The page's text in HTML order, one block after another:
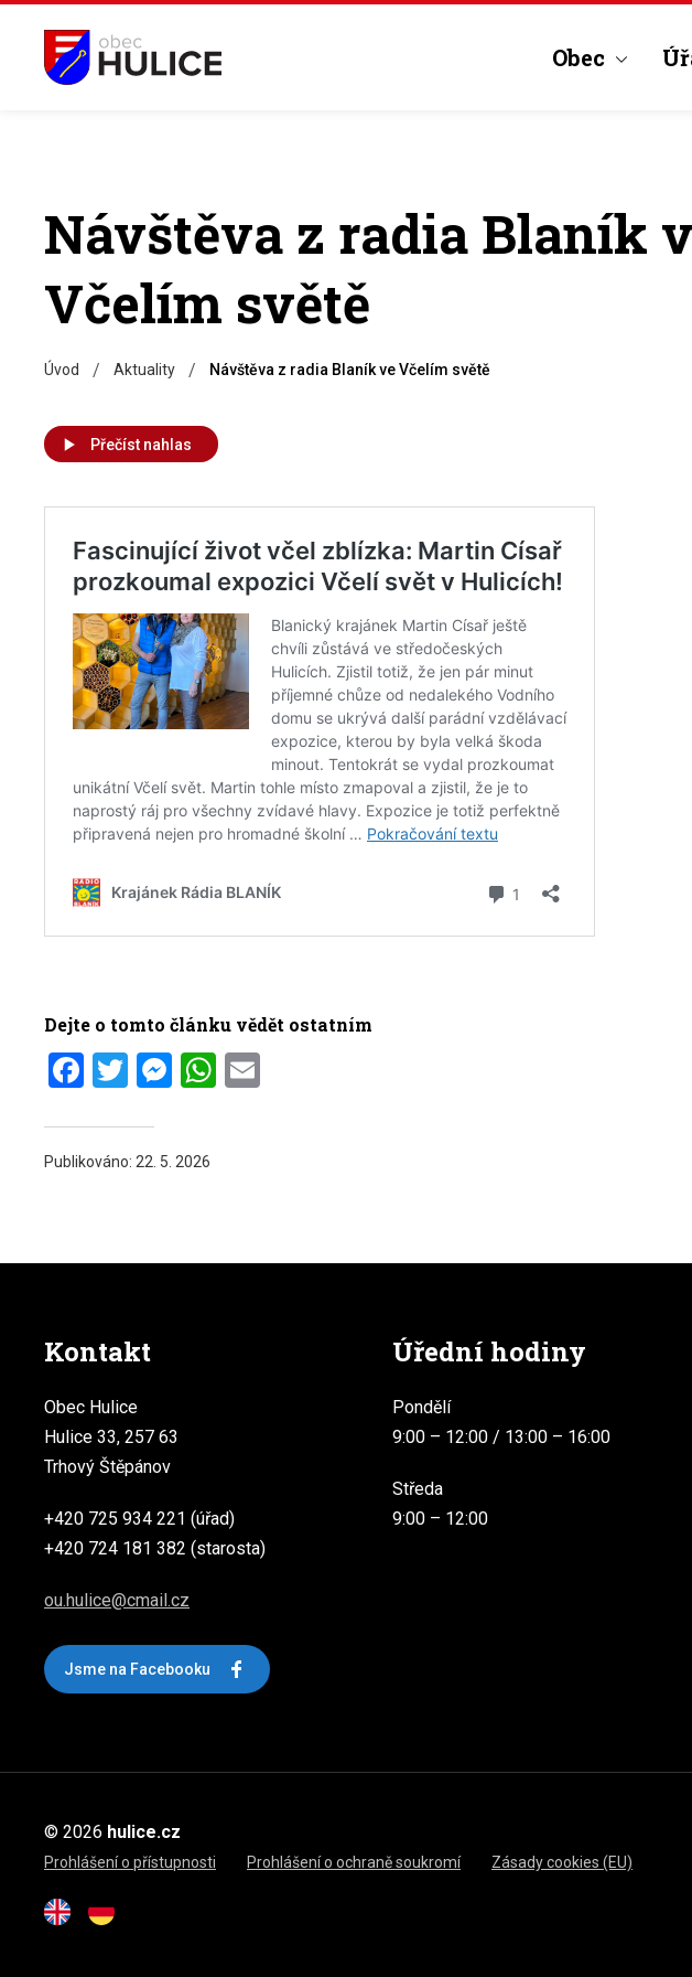
Obec
Návštěva z radia Blaník
Včelím světě
Úvod / Aktuality / Návštěva z radia Blaník ve Včelím světě
Přečíst nahlas
Dejte o tomto článku vědět ostatním
Facebook
Twitter
Messenger
WhatsApp
Publikováno: 22. 5. 2026
Kontakt
Obec Hulice
Hulice 33, 257 63
Trhový Štěpánov
+420 725 934 221 (úřad)
+420 724 181 382 (starosta)
ou.hulice@cmail.cz
Jsme na Facebooku
Úřední hodiny
Pondělí
9:00 – 12:00 / 13:00 – 16:00
Středa
9:00 – 12:00
© 2026 hulice.cz
Prohlášení o přístupnosti Prohlášení o ochraně soukromí Zásady cookies (EU)